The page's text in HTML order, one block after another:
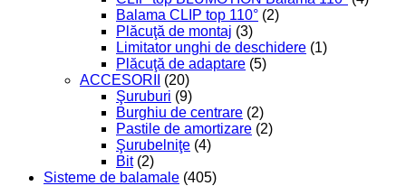
Balama CLIP top 110° (2)
Plăcuţă de montaj (3)
Limitator unghi de deschidere (1)
Plăcuţă de adaptare (5)
ACCESORII
(20)
Şuruburi (9)
Burghiu de centrare (2)
Pastile de amortizare (2)
Şurubelniţe (4)
Bit (2)
Sisteme de balamale (405)